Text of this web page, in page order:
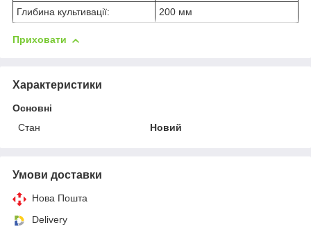
Глибина культивації:
200 мм
Приховати
Характеристики
Основні
Стан
Новий
Умови доставки
Нова Пошта
Delivery